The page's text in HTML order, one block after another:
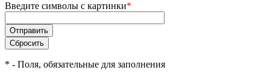
Введите символы с картинки*
* - Поля, обязательные для заполнения